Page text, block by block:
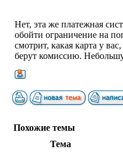
Нет, эта же платежная
обойти ограничение на
смотрит, какая карта у
берут комиссию.
Похожие темы
Тема